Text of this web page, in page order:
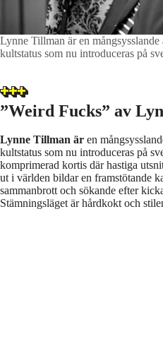
Lynne Tillman är en
kultstatus som nu introduceras på
”Weird Fucks” av
Lynne Tillman är en
kultstatus som nu introduceras på
komprimerad kortis där hastiga
ut i världen bildar en framstötande
sammanbrott och sökande efter
Stämningsläget är hårdkokt och